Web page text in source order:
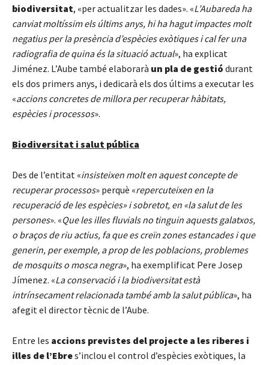
biodiversitat, «per actualitzar les dades». «L’Aubareda ha
canviat moltíssim els últims anys, hi ha hagut impactes molt
negatius per la presència d’espècies exòtiques i cal fer una
radiografia de quina és la situació actual», ha explicat
Jiménez. L’Aube també elaborarà un pla de gestió durant
els dos primers anys, i dedicarà els dos últims a executar les
«accions concretes de millora per recuperar hàbitats,
espècies i processos».
Biodiversitat i salut pública
Des de l’entitat «insisteixen molt en aquest concepte de
recuperar processos» perquè «repercuteixen en la
recuperació de les espècies» i sobretot, en «la salut de les
persones». «Que les illes fluvials no tinguin aquests galatxos,
o braços de riu actius, fa que es creïn zones estancades i que
generin, per exemple, a prop de les poblacions, problemes
de mosquits o mosca negra», ha exemplificat Pere Josep
Jímenez. «La conservació i la biodiversitat està
intrínsecament relacionada també amb la salut pública», ha
afegit el director tècnic de l’Aube.
Entre les accions previstes del projecte a les riberes i
illes de l’Ebres’inclou el control d’espècies exòtiques, la